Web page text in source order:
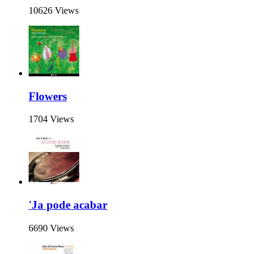
10626 Views
Flowers
1704 Views
'Ja pode acabar
6690 Views